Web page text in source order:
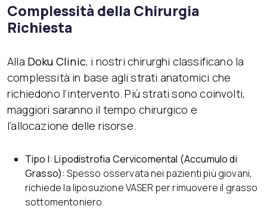
Complessità della Chirurgia
Richiesta
Alla Doku Clinic, i nostri chirurghi classificano la
complessità in base agli strati anatomici che
richiedono l’intervento. Più strati sono coinvolti,
maggiori saranno il tempo chirurgico e
l’allocazione delle risorse.
Tipo I: Lipodistrofia Cervicomental (Accumulo di
Grasso): Spesso osservata nei pazienti più giovani,
richiede la liposuzione VASER per rimuovere il grasso
sottomentoniero.